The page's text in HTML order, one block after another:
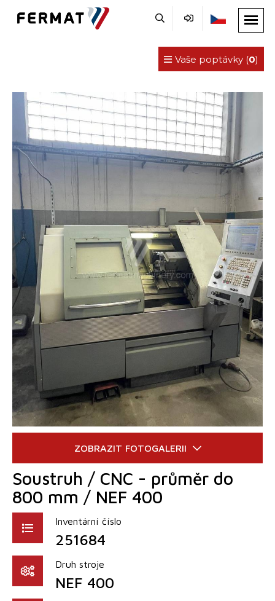
Vaše poptávky (0)
Soustruh / CNC - průměr do
800 mm / NEF 400
Inventární číslo
251684
Druh stroje
NEF 400